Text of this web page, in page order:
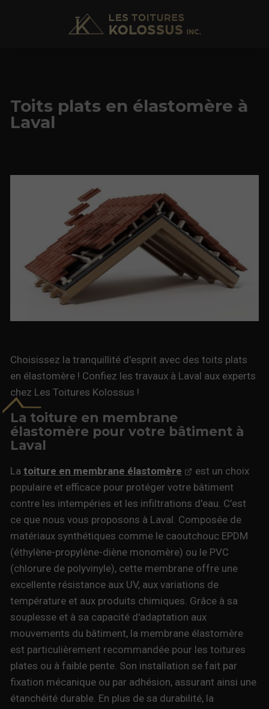
Toits plats en élastomère à
Laval
Choisissez la tranquillité d'esprit avec des toits plats
en élastomère ! Confiez les travaux à Laval aux experts
chez Les Toitures Kolossus !
La toiture en membrane
élastomère pour votre bâtiment à
Laval
La toiture en membrane élastomère
est un choix
populaire et efficace pour protéger votre bâtiment
contre les intempéries et les infiltrations d'eau. C’est
ce que nous vous proposons à Laval. Composée de
matériaux synthétiques comme le caoutchouc EPDM
(éthylène-propylène-diène monomère) ou le PVC
(chlorure de polyvinyle), cette membrane offre une
excellente résistance aux UV, aux variations de
température et aux produits chimiques. Grâce à sa
souplesse et à sa capacité d'adaptation aux
mouvements du bâtiment, la membrane élastomère
est particulièrement recommandée pour les toitures
plates ou à faible pente. Son installation se fait par
fixation mécanique ou par adhésion, assurant ainsi une
étanchéité durable. En plus de sa durabilité, la